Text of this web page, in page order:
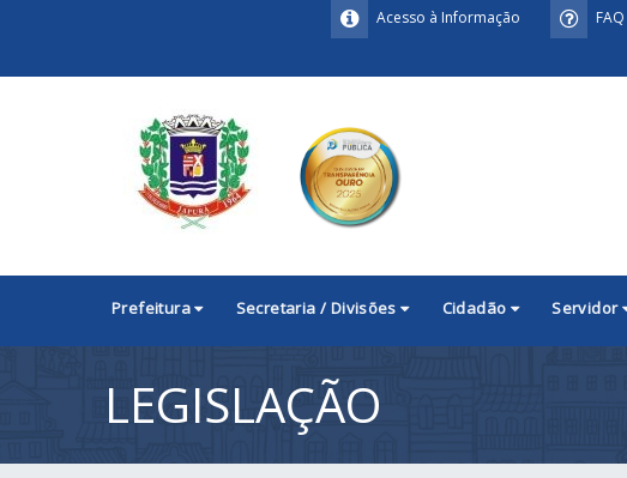
FAQ
Acesso à Informação
Prefeitura Secretaria / Divisões Cidadão Servidor
LEGISLAÇÃO